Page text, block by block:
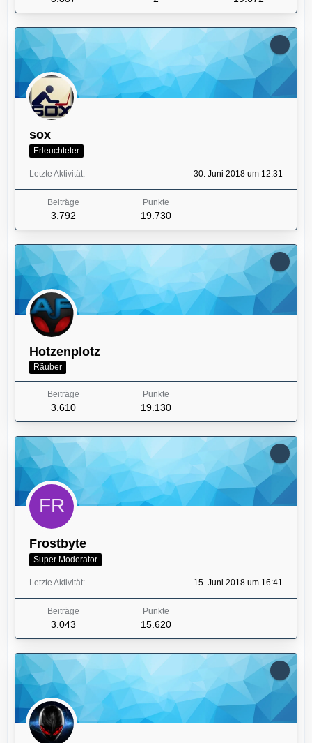
sox
Erleuchteter
Letzte Aktivität 30. Juni 2018 um 12:31
Beiträge
3.792
Punkte
19.730
Hotzenplotz
Räuber
Beiträge
3.610
Punkte
19.130
Frostbyte
Super Moderator
Letzte Aktivität 15. Juni 2018 um 16:41
Beiträge
3.043
Punkte
15.620